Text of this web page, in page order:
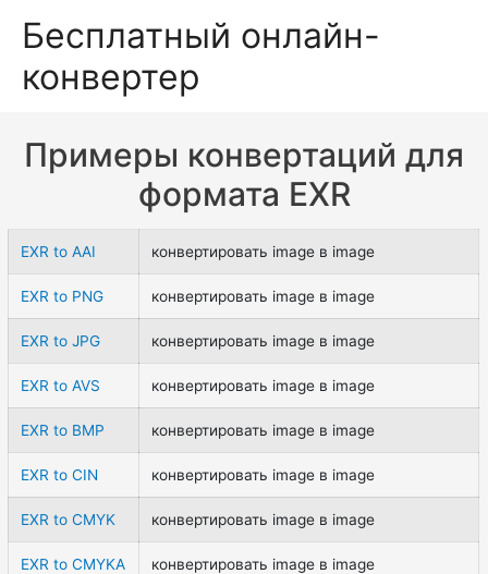
Бесплатный онлайн-
конвертер
Примеры конвертаций для
формата EXR
EXR to AAI конвертировать image в image
EXR to PNG конвертировать image в image
EXR to JPG конвертировать image в image
EXR to AVS конвертировать image в image
EXR to BMP конвертировать image в image
EXR to CIN конвертировать image в image
EXR to CMYK конвертировать image в image
EXR to CMYKA конвертировать image в image